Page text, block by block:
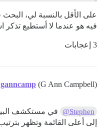
على الأقل بالنسبة لي، البحث
فيه هو عندما لا أستطيع تذكر
3 إعجابات
ganncamp (G Ann Campbell)
@Stephen
في مستكشف
إلى أعلى القائمة وتظهر